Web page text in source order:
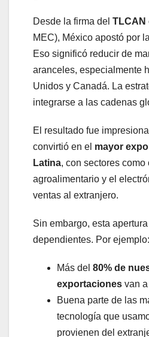
Desde la firma del TLCAN
MEC), México apostó por
Eso significó reducir de
aranceles, especialmente
Unidos y Canadá. La
integrarse a las cadenas
El resultado fue
convirtió en el mayor
Latina, con sectores como
agroalimentario y el
ventas al extranjero.
Sin embargo, esta
dependientes. Por ejemplo:
Más del 80% de
exportaciones van
Buena parte de las
tecnología que
provienen del